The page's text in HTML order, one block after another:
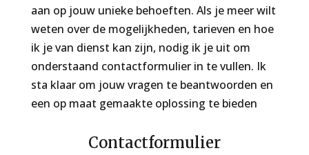
aan op jouw unieke behoeften. Als je meer wilt
weten over de mogelijkheden, tarieven en hoe
ik je van dienst kan zijn, nodig ik je uit om
onderstaand contactformulier in te vullen. Ik
sta klaar om jouw vragen te beantwoorden en
een op maat gemaakte oplossing te bieden
Contactformulier